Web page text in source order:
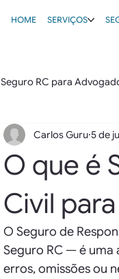
HOME SERVIÇOS
Seguro RC para
O que é
Civil
Carlos Guru 5 de
O Seguro de
Seguro RC — é
erros, omissões ou